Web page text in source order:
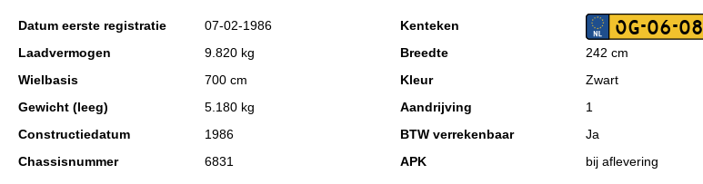
Datum eerste registratie 07-02-1986 Kenteken OG-06-08
Laadvermogen 9.820 kg Breedte
242 cm
Wielbasis
700 cm Kleur
Zwart
Gewicht (leeg)
5.180 kg Aandrijving
1
Constructiedatum
1986 BTW verrekenbaar
Ja
Chassisnummer
6831 APK bij aflevering